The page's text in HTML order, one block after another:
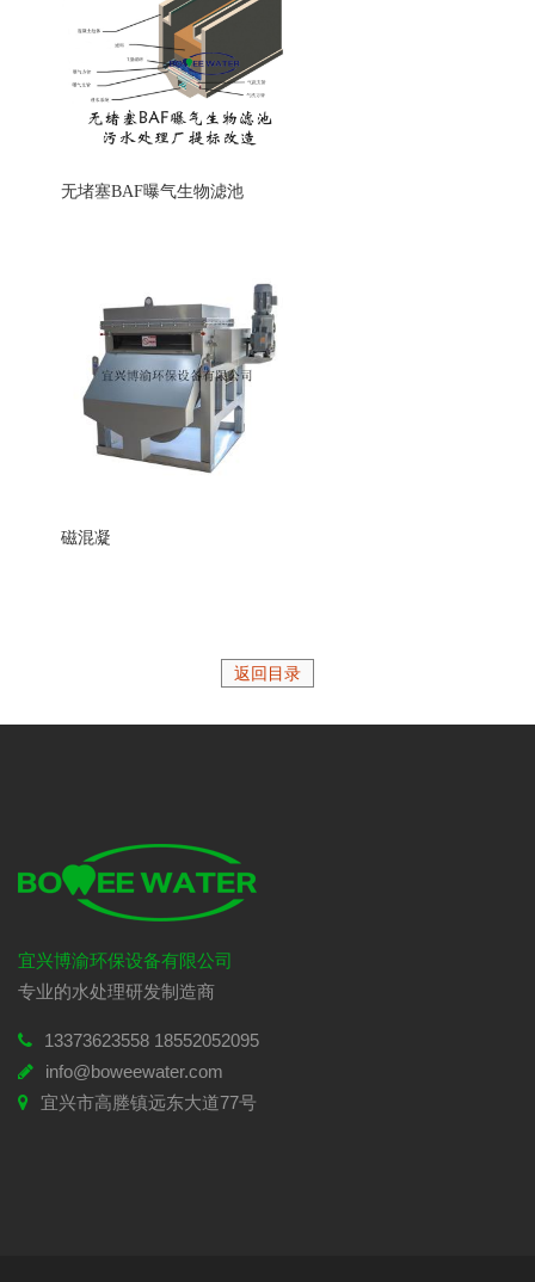
无堵塞BAF曝气生物滤池
磁混凝
返回目录
宜兴博渝环保设备有限公司
专业的水处理研发制造商
13373623558 18552052095
info@boweewater.com
宜兴市高塍镇远东大道77号